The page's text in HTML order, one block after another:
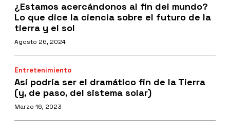
¿Estamos acercándonos al fin del mundo?
Lo que dice la ciencia sobre el futuro de la
tierra y el sol
Agosto 26, 2024
Entretenimiento
Así podría ser el dramático fin de la Tierra
(y, de paso, del sistema solar)
Marzo 16, 2023